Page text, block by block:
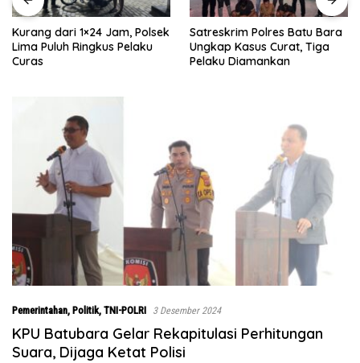
Satreskrim Polres Batu Bara
Ungkap Kasus Curat, Tiga
Pelaku Diamankan
Rumah Dibongkar Satgas
TMMD Ke-129 TA 2026 Kodim
0208/Asahan, Bapak Samsul
Pemerintahan, Politik, TNI-POLRI 3 Desember 2024
KPU Batubara Gelar Rekapitulasi Perhitungan
Suara, Dijaga Ketat Polisi